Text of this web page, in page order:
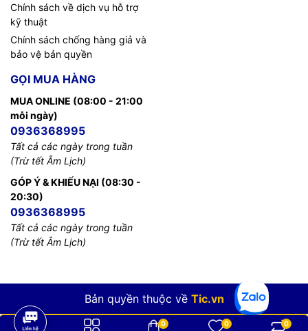
Chính sách về dịch vụ hỗ trợ
kỹ thuật
Chính sách chống hàng giả và
bảo vệ bản quyền
GỌI MUA HÀNG
MUA ONLINE (08:00 - 21:00
mỗi ngày)
0936368995
Tất cả các ngày trong tuần
(Trừ tết Âm Lịch)
GÓP Ý & KHIẾU NẠI (08:30 -
20:30)
0936368995
Tất cả các ngày trong tuần
(Trừ tết Âm Lịch)
Bản quyền thuộc về Tic.vn
0 0 0